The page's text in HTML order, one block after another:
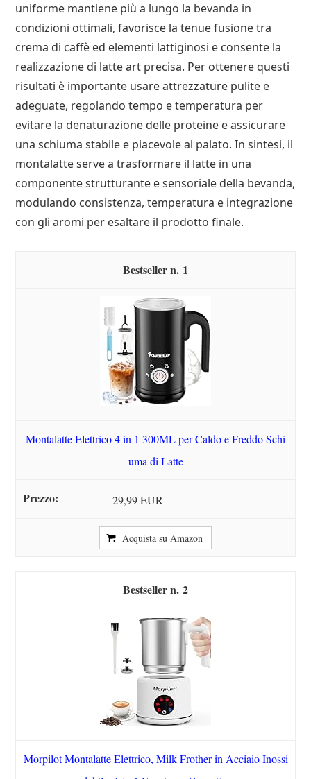
uniforme mantiene più a lungo la bevanda in
condizioni ottimali, favorisce la tenue fusione tra
crema di caffè ed elementi lattiginosi e consente la
realizzazione di latte art precisa. Per ottenere questi
risultati è importante usare attrezzature pulite e
adeguate, regolando tempo e temperatura per
evitare la denaturazione delle proteine e assicurare
una schiuma stabile e piacevole al palato. In sintesi, il
montalatte serve a trasformare il latte in una
componente strutturante e sensoriale della bevanda,
modulando consistenza, temperatura e integrazione
con gli aromi per esaltare il prodotto finale.
1
Montalatte Elettrico 4 in 1 300ML per Caldo e Freddo Schi
uma di Latte
29,99 EUR
Acquista su Amazon
2
Morpilot Montalatte Elettrico, Milk Frother in Acciaio Inossi